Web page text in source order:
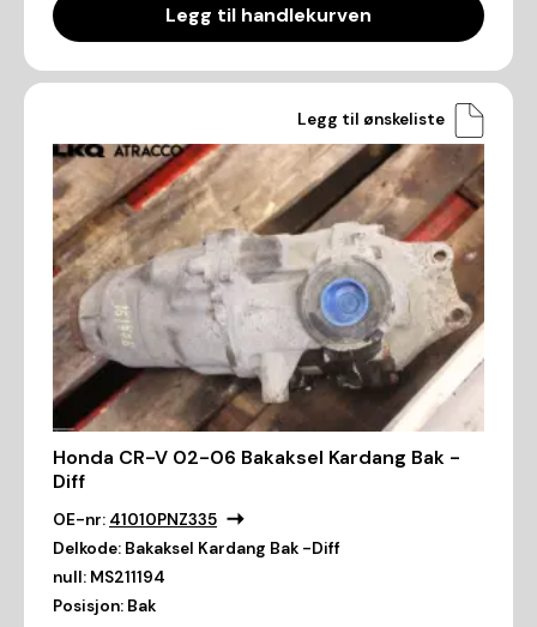
Legg til handlekurven
Legg til ønskeliste
Honda CR-V 02-06 Bakaksel Kardang Bak -
Diff
OE-nr: 41010PNZ335
Delkode: Bakaksel Kardang Bak -Diff
null: MS211194
Posisjon: Bak